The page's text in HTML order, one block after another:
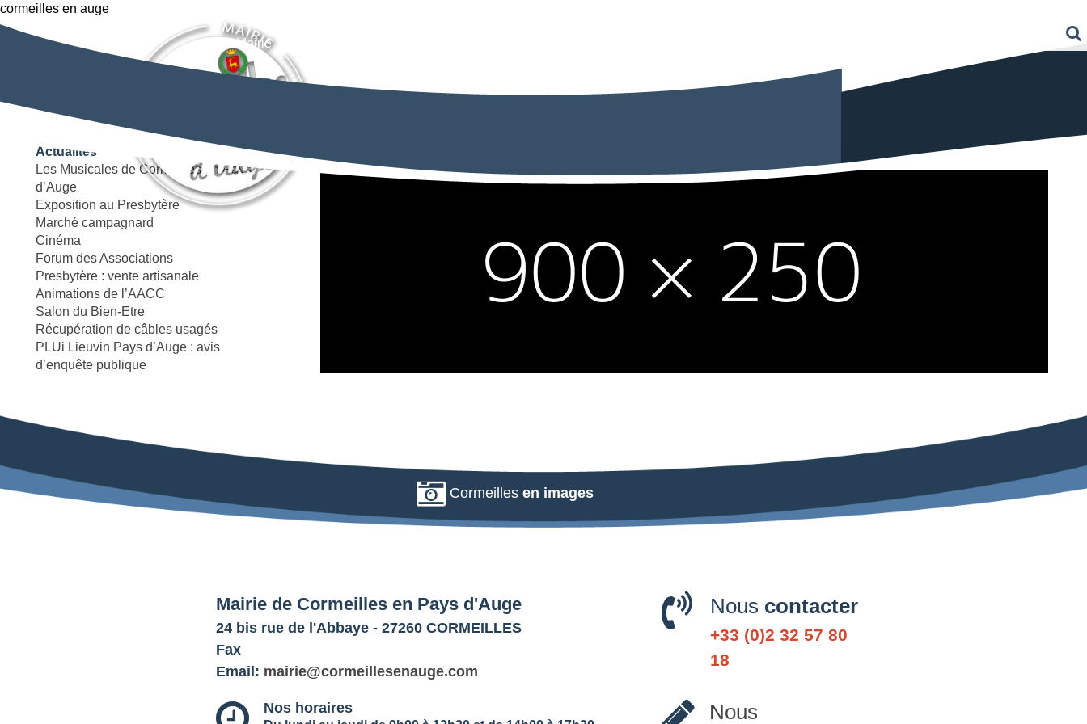
cormeilles en auge
Mairie
Accueil
Actualités
Les Musicales de Cormeilles en Pays
d’Auge
Exposition au Presbytère
Marché campagnard
Cinéma
Forum des Associations
Presbytère : vente artisanale
Animations de l’AACC
Salon du Bien-Etre
Récupération de câbles usagés
PLUi Lieuvin Pays d’Auge : avis
d’enquête publique
Cormeillesen images
Mairie de Cormeilles en Pays d'Auge
24 bis rue de l'Abbaye - 27260 CORMEILLES
Fax
Email: mairie@cormeillesenauge.com
Nos horaires
Nous contacter
+33 (0)2 32 57 80
18
Nous